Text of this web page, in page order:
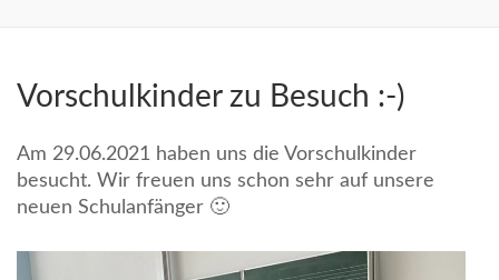
Vorschulkinder zu Besuch :-)
Am 29.06.2021 haben uns die Vorschulkinder
besucht. Wir freuen uns schon sehr auf unsere
neuen Schulanfänger 🙂